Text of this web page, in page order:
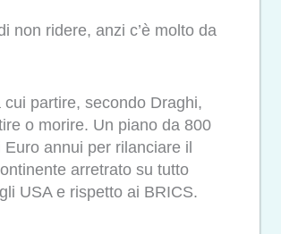
non ridere, anzi c’è molto da
cui partire, secondo Draghi,
o morire. Un piano da 800
Euro annui per rilanciare il
arretrato su tutto
USA e rispetto ai BRICS.